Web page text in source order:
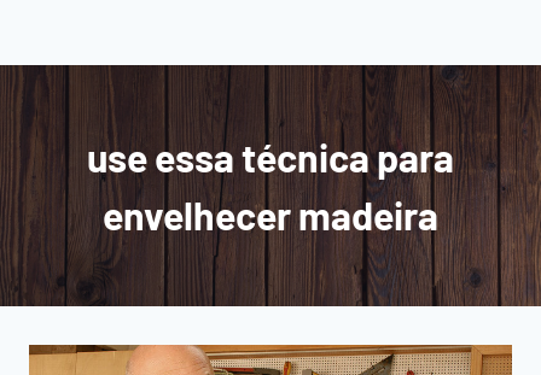
use essa técnica para
envelhecer madeira